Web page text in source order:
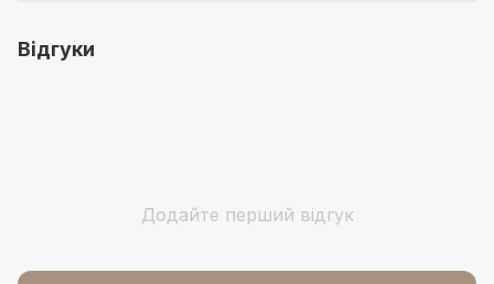
Відгуки
Додайте перший відгук